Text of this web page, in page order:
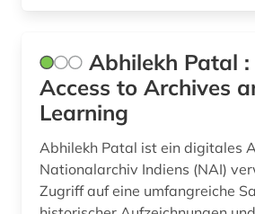
beschluss (1)
besoldung (2)
besoldungsrecht (6)
Abhilekh Patal
Access to Archives
Learning
Abhilekh Patal ist ein digitales
Nationalarchiv Indiens (NAI)
Zugriff auf eine umfangreiche